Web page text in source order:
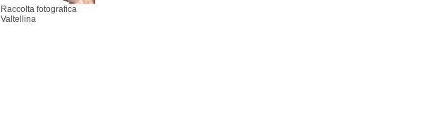
Raccolta fotografica
Valtellina